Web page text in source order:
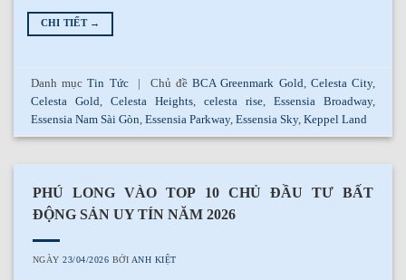
CHI TIẾT →
Danh mụcTin Tức | Chủ đềBCA Greenmark Gold Celesta City,
Celesta Gold ,Celesta Heights celesta rise, Essensia Broadway,
Essensia Nam Sài Gòn ,Essensia Parkway,Essensia Sky,Keppel Land
PHÚ LONG VÀO TOP 10 CHỦ ĐẦU TƯ BẤT
ĐỘNG SẢN UY TÍN NĂM 2026
NGÀY23/04/2026 BỞI ANH KIỆT